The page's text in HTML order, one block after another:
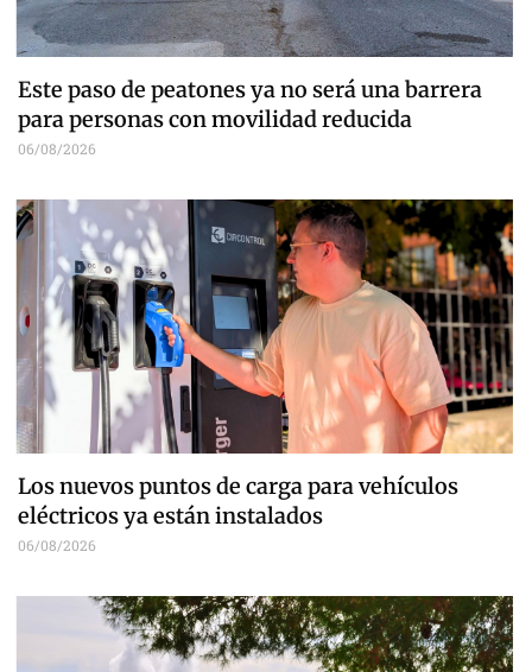
Este paso de peatones ya no será una barrera
para personas con movilidad reducida
06/08/2026
Los nuevos puntos de carga para vehículos
eléctricos ya están instalados
06/08/2026